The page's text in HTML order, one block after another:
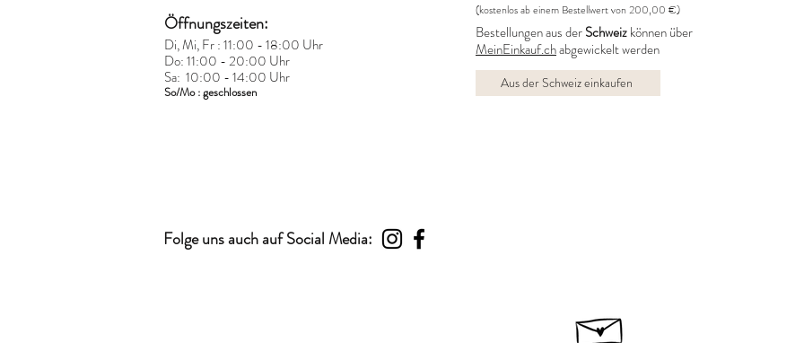
Öffnungszeiten:
Di, Mi, Fr : 11:00 - 18:00 Uhr
Do: 11:00 - 20:00 Uhr
Sa: 10:00 - 14:00 Uhr
So/Mo : geschlossen
Folge uns auch auf Social Media:
(kostenlos ab einem Bestellwert von 200,00 €)
Bestellungen aus derSchweizkönnen über
MeinEinkauf.chabgewickelt werden
Aus der Schweiz einkaufen